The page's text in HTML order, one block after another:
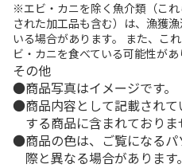
※エビ・カニを除く魚介類（こ
された加工品も含む）は、漁獲
いる場合があります。 また、こ
ビ・カニを食べている可能性があ
その他
商品写真はイメージです。
商品内容として記載され
する商品に含まれておりま
商品の色は、ご覧になる
際と異なる場合があります。